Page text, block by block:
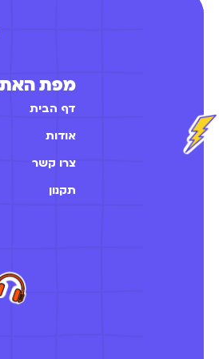
מפת
דף הבית
אודות
צרו קשר
תקנון